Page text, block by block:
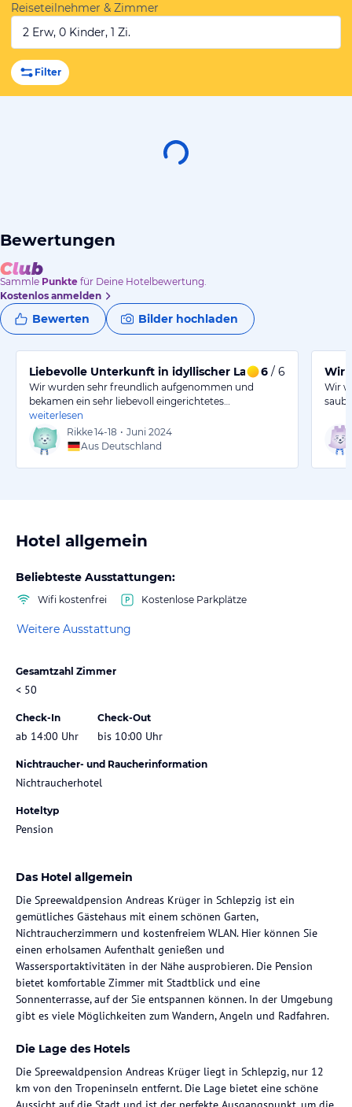
Reiseteilnehmer & Zimmer
2 Erw, 0 Kinder, 1 Zi.
Filter
Bewertungen
Sammle Punkte für Deine Hotelbewertung.
Kostenlos anmelden
Bewerten Bilder hochladen
Liebevolle Unterkunft in idyllischer Lage6 / 6
Wir wurden sehr freundlich aufgenommen und
bekamen ein sehr liebevoll eingerichtetes…
weiterlesen
Rikke14-18 • Juni 2024
Aus Deutschland
Wir
Wir
Hotel allgemein
Beliebteste Ausstattungen:
Wifi kostenfrei Kostenlose Parkplätze
Weitere Ausstattung
Gesamtzahl Zimmer
< 50
Check-In
ab 14:00 Uhr
Check-Out
bis 10:00 Uhr
Nichtraucher- und Raucherinformation
Nichtraucherhotel
Hoteltyp
Pension
Das Hotel allgemein
Die Spreewaldpension Andreas Krüger in Schlepzig ist ein
gemütliches Gästehaus mit einem schönen Garten,
Nichtraucherzimmern und kostenfreiem WLAN. Hier können Sie
einen erholsamen Aufenthalt genießen und
Wassersportaktivitäten in der Nähe ausprobieren. Die Pension
bietet komfortable Zimmer mit Stadtblick und eine
Sonnenterrasse, auf der Sie entspannen können. In der Umgebung
gibt es viele Möglichkeiten zum Wandern, Angeln und Radfahren.
Die Lage des Hotels
Die Spreewaldpension Andreas Krüger liegt in Schlepzig, nur 12
km von den Tropeninseln entfernt. Die Lage bietet eine schöne